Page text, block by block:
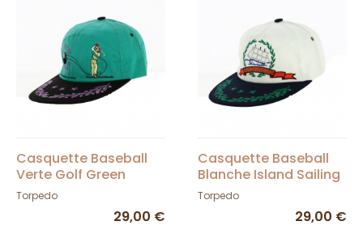
Casquette Baseball
Verte Golf Green
Keeper - Torpedo
Torpedo
29,00 €
Casquette Baseball
Blanche Island Sailing
- Torpedo
Torpedo
29,00 €